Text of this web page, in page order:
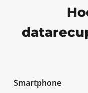
Smartphone